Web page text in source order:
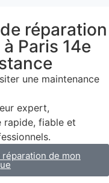
réparation
Paris 14e
une maintenance
expert,
rapide, fiable et
de mon